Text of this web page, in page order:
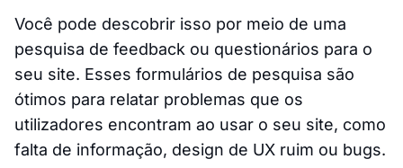
Você pode descobrir isso por meio de uma
pesquisa de feedback ou questionários para o
seu site. Esses formulários de pesquisa são
ótimos para relatar problemas que os
utilizadores encontram ao usar o seu site, como
falta de informação, design de UX ruim ou bugs.